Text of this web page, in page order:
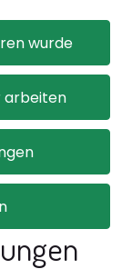
wurde
arbeiten